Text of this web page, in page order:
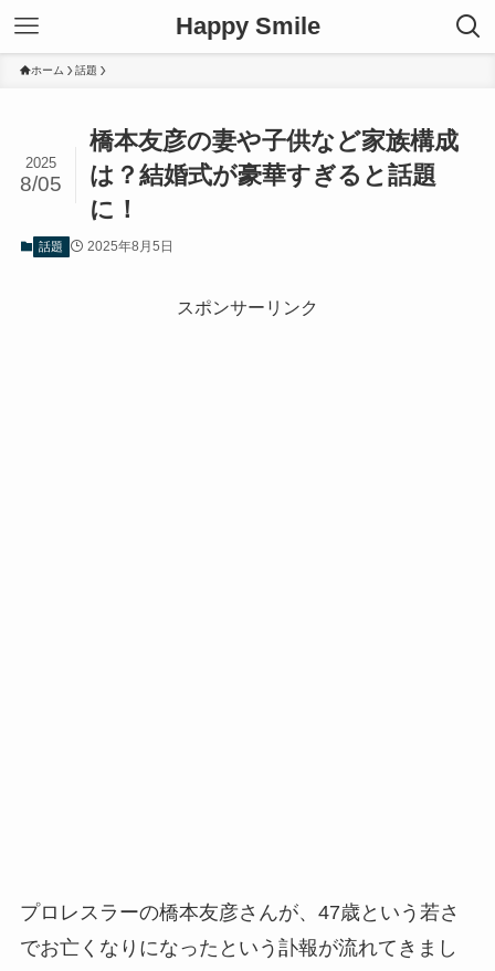
Happy Smile
ホーム 話題
橋本友彦の妻や子供など家族構成
は？結婚式が豪華すぎると話題
に！
2025
8/05
話題 2025年8月5日
スポンサーリンク
プロレスラーの橋本友彦さんが、47歳という若さ
でお亡くなりになったという訃報が流れてきまし